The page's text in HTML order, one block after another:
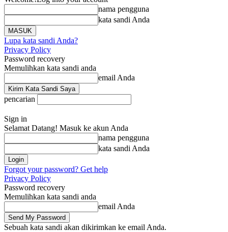
nama pengguna
kata sandi Anda
Lupa kata sandi Anda?
Privacy Policy
Password recovery
Memulihkan kata sandi anda
email Anda
pencarian
Sign in
Selamat Datang! Masuk ke akun Anda
nama pengguna
kata sandi Anda
Forgot your password? Get help
Privacy Policy
Password recovery
Memulihkan kata sandi anda
email Anda
Sebuah kata sandi akan dikirimkan ke email Anda.